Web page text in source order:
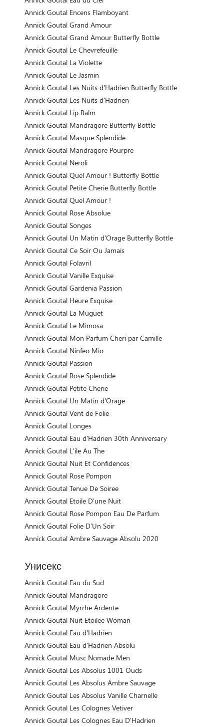
Annick Goutal Encens Flamboyant
Annick Goutal Grand Amour
Annick Goutal Grand Amour Butterfly Bottle
Annick Goutal Le Chevrefeuille
Annick Goutal La Violette
Annick Goutal Le Jasmin
Annick Goutal Les Nuits d'Hadrien Butterfly Bottle
Annick Goutal Les Nuits d'Hadrien
Annick Goutal Lip Balm
Annick Goutal Mandragore Butterfly Bottle
Annick Goutal Masque Splendide
Annick Goutal Mandragore Pourpre
Annick Goutal Neroli
Annick Goutal Quel Amour ! Butterfly Bottle
Annick Goutal Petite Cherie Butterfly Bottle
Annick Goutal Quel Amour !
Annick Goutal Rose Absolue
Annick Goutal Songes
Annick Goutal Un Matin d'Orage Butterfly Bottle
Annick Goutal Ce Soir Ou Jamais
Annick Goutal Folavril
Annick Goutal Vanille Exquise
Annick Goutal Gardenia Passion
Annick Goutal Heure Exquise
Annick Goutal La Muguet
Annick Goutal Le Mimosa
Annick Goutal Mon Parfum Cheri par Camille
Annick Goutal Ninfeo Mio
Annick Goutal Passion
Annick Goutal Rose Splendide
Annick Goutal Petite Cherie
Annick Goutal Un Matin d'Orage
Annick Goutal Vent de Folie
Annick Goutal Longes
Annick Goutal Eau d'Hadrien 30th Anniversary
Annick Goutal L'ile Au The
Annick Goutal Nuit Et Confidences
Annick Goutal Rose Pompon
Annick Goutal Tenue De Soiree
Annick Goutal Etoile D'une Nuit
Annick Goutal Rose Pompon Eau De Parfum
Annick Goutal Folie D’Un Soir
Annick Goutal Ambre Sauvage Absolu 2020
Унисекс
Annick Goutal Eau du Sud
Annick Goutal Mandragore
Annick Goutal Myrrhe Ardente
Annick Goutal Nuit Etoilee Woman
Annick Goutal Eau d'Hadrien
Annick Goutal Eau d'Hadrien Absolu
Annick Goutal Musc Nomade Men
Annick Goutal Les Absolus 1001 Ouds
Annick Goutal Les Absolus Ambre Sauvage
Annick Goutal Les Absolus Vanille Charnelle
Annick Goutal Les Colognes Vetiver
Annick Goutal Les Colognes Eau D'Hadrien